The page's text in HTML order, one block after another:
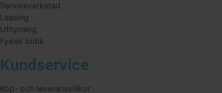
Serviceverkstad
Leasing
Uthyrning
Fysisk butik
Kundservice
Köp- och leveransvillkor